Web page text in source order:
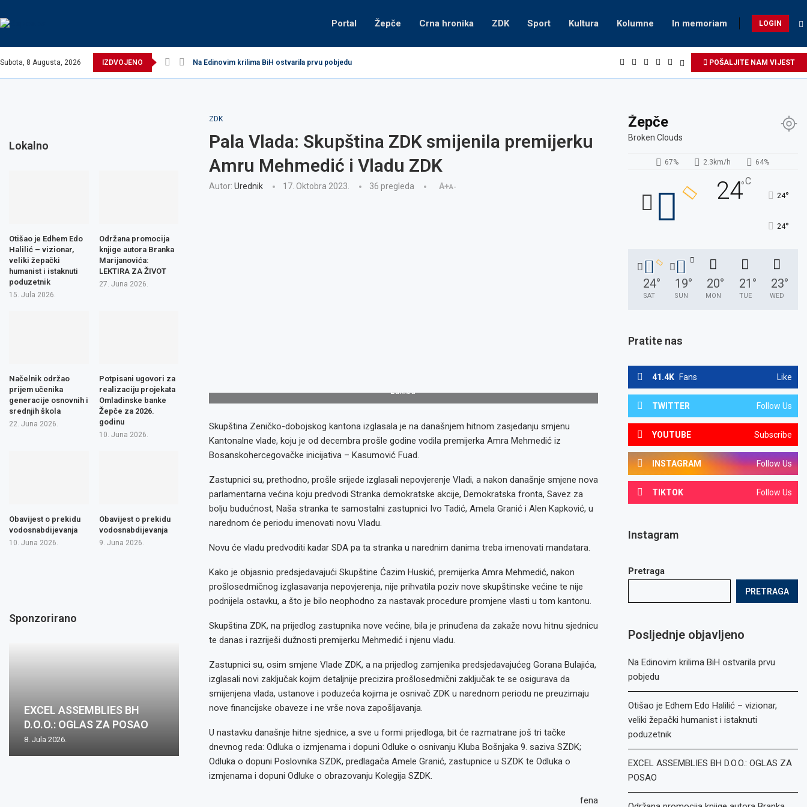
Portal Žepče Crna hronika ZDK Sport Kultura Kolumne In memoriam LOGIN
Subota, 8 Augusta, 2026 IZDVOJENO Na Edinovim krilima BiH ostvarila prvu pobjedu POŠALJITE NAM VIJEST
ZDK
Pala Vlada: Skupština ZDK smijenila premijerku
Amru Mehmedić i Vladu ZDK
Autor: Urednik 17. Oktobra 2023. 36 pregleda A+A-
zdk.ba
Skupština Zeničko-dobojskog kantona izglasala je na današnjem hitnom zasjedanju smjenu
Kantonalne vlade, koju je od decembra prošle godine vodila premijerka Amra Mehmedić iz
Bosanskohercegovačke inicijativa – Kasumović Fuad.
Zastupnici su, prethodno, prošle srijede izglasali nepovjerenje Vladi, a nakon današnje smjene nova
parlamentarna većina koju predvodi Stranka demokratske akcije, Demokratska fronta, Savez za
bolju budućnost, Naša stranka te samostalni zastupnici Ivo Tadić, Amela Granić i Alen Kapković, u
narednom će periodu imenovati novu Vladu.
Novu će vladu predvoditi kadar SDA pa ta stranka u narednim danima treba imenovati mandatara.
Kako je objasnio predsjedavajući Skupštine Ćazim Huskić, premijerka Amra Mehmedić, nakon
prošlosedmičnog izglasavanja nepovjerenja, nije prihvatila poziv nove skupštinske većine te nije
podnijela ostavku, a što je bilo neophodno za nastavak procedure promjene vlasti u tom kantonu.
Skupština ZDK, na prijedlog zastupnika nove većine, bila je prinuđena da zakaže novu hitnu sjednicu
te danas i razriješi dužnosti premijerku Mehmedić i njenu vladu.
Zastupnici su, osim smjene Vlade ZDK, a na prijedlog zamjenika predsjedavajućeg Gorana Bulajića,
izglasali novi zaključak kojim detaljnije precizira prošlosedmični zaključak te se osigurava da
smijenjena vlada, ustanove i poduzeća kojima je osnivač ZDK u narednom periodu ne preuzimaju
nove financijske obaveze i ne vrše nova zapošljavanja.
U nastavku današnje hitne sjednice, a sve u formi prijedloga, bit će razmatrane još tri tačke
dnevnog reda: Odluka o izmjenama i dopuni Odluke o osnivanju Kluba Bošnjaka 9. saziva SZDK;
Odluka o dopuni Poslovnika SZDK, predlagača Amele Granić, zastupnice u SZDK te Odluka o
izmjenama i dopuni Odluke o obrazovanju Kolegija SZDK.
fena
Žepče
Broken Clouds
67% 2.3km/h 64%
24°C
24°
24°
24°
SAT
19°
SUN
20°
MON
21 °
TUE
23°
WED
Pratite nas
41.4K Fans Like
TWITTER Follow Us
YOUTUBE Subscribe
INSTAGRAM Follow Us
TIKTOK Follow Us
Instagram
Pretraga
PRETRAGA
Posljednje objavljeno
Na Edinovim krilima BiH ostvarila prvu
pobjedu
Otišao je Edhem Edo Halilić – vizionar,
veliki žepački humanist i istaknuti
poduzetnik
EXCEL ASSEMBLIES BH D.O.O.: OGLAS ZA
POSAO
Lokalno
Otišao je Edhem Edo
Halilić – vizionar,
veliki žepački
humanist i istaknuti
poduzetnik
15. Jula 2026.
Održana promocija
knjige autora Branka
Marijanovića:
LEKTIRA ZA ŽIVOT
27. Juna 2026.
Načelnik održao
prijem učenika
generacije osnovnih i
srednjih škola
22. Juna 2026.
Potpisani ugovori za
realizaciju projekata
Omladinske banke
Žepče za 2026.
godinu
10. Juna 2026.
Obavijest o prekidu
vodosnabdijevanja
10. Juna 2026.
Obavijest o prekidu
vodosnabdijevanja
9. Juna 2026.
Sponzorirano
EXCEL ASSEMBLIES BH
D.O.O.: OGLAS ZA POSAO
8. Jula 2026.